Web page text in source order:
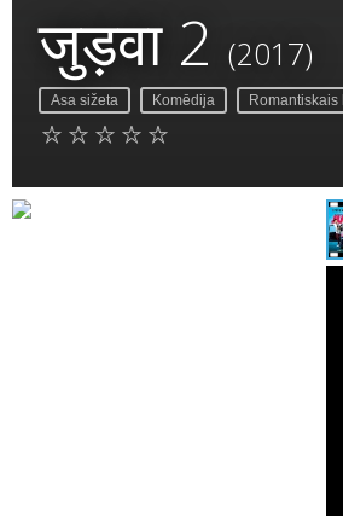
जुड़वा 2 (2017)
Asa sižeta Komēdija Romantiskais